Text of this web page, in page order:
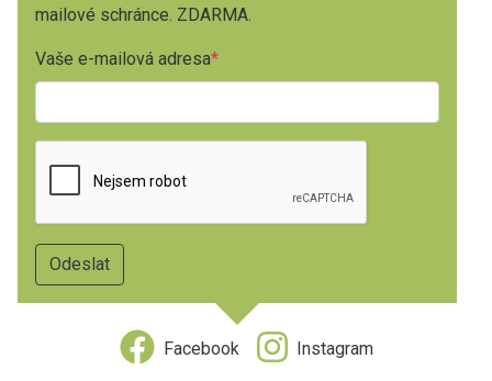
mailové schránce. ZDARMA.
Vaše e-mailová adresa
Facebook Instagram